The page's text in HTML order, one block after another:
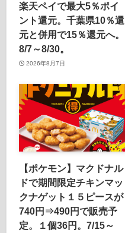
楽天ペイで最大5％ポイ
ント還元。千葉県10％還
元と併用で15％還元へ。
8/7～8/30。
2026年8月7日
【ポケモン】マクドナル
ドで期間限定チキンマッ
クナゲット１５ピースが
740円⇒490円で販売予
定。１個36円。7/15～